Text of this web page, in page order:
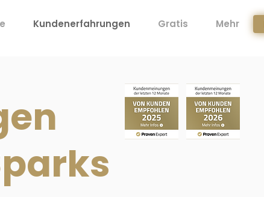
Kundenerfahrungen Gratis Mehr